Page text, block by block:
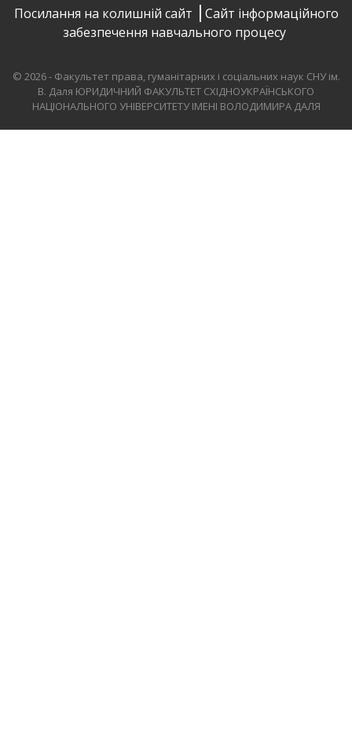
Посилання на колишній сайт
Сайт інформаційного
забезпечення навчального процесу
© 2026 - Факультет права, гуманітарних і соціальних наук СНУ ім.
В. Даля ЮРИДИЧНИЙ ФАКУЛЬТЕТ СХІДНОУКРАЇНСЬКОГО
НАЦІОНАЛЬНОГО УНІВЕРСИТЕТУ ІМЕНІ ВОЛОДИМИРА ДАЛЯ